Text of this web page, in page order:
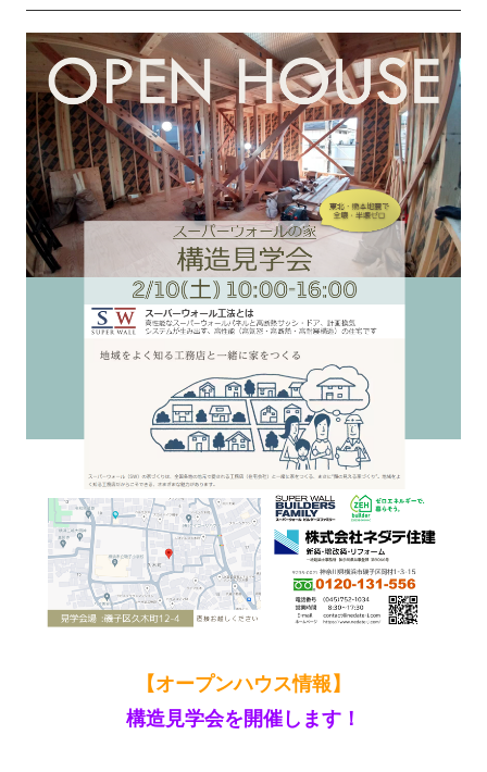
【オープンハウス情報】
構造見学会を開催します！